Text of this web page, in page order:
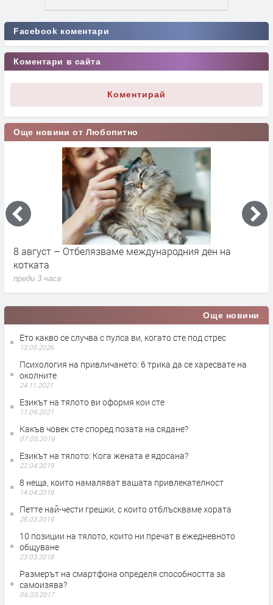
Facebook коментари
Коментари в сайта
Коментирай
Още новини от Любопитно
8 август – Отбелязваме международния ден на
котката
преди 3 часа
Още новини
Ето какво се случва с пулса ви, когато сте под стрес
13.05.2026
Психология на привличането: 6 трика да се харесвате на
околните
24.11.2021
Езикът на тялото ви оформя кои сте
11.09.2021
Какъв човек сте според позата на сядане?
07.05.2019
Езикът на тялото: Кога жената е ядосана?
22.04.2019
8 неща, които намаляват вашата привлекателност
14.04.2019
Петте най-чести грешки, с които отблъскваме хората
28.03.2019
10 позиции на тялото, които ни пречат в ежедневното
общуване
23.03.2018
Размерът на смартфона определя способността за
самоизява?
06.03.2017